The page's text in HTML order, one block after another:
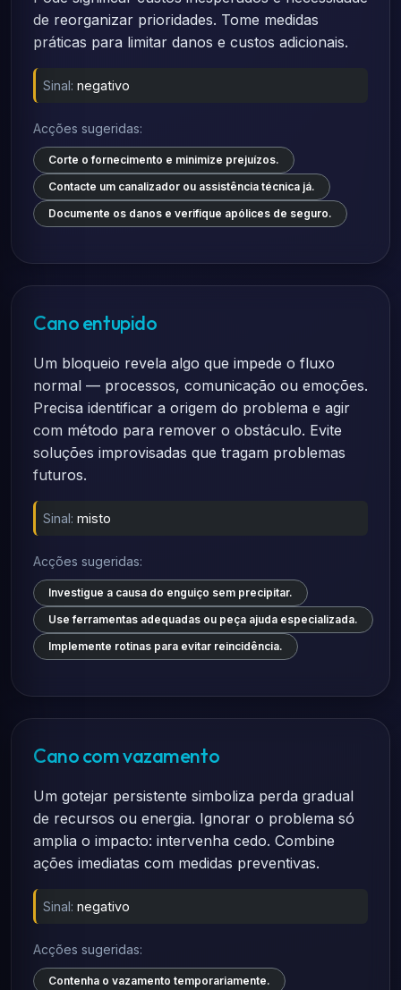
de reorganizar prioridades. Tome medidas
práticas para limitar danos e custos adicionais.
Sinal: negativo
Acções sugeridas:
Corte o fornecimento e minimize prejuízos.
Contacte um canalizador ou assistência técnica já.
Documente os danos e verifique apólices de seguro.
Cano entupido
Um bloqueio revela algo que impede o fluxo
normal — processos, comunicação ou emoções.
Precisa identificar a origem do problema e agir
com método para remover o obstáculo. Evite
soluções improvisadas que tragam problemas
futuros.
Sinal: misto
Acções sugeridas:
Investigue a causa do enguiço sem precipitar.
Use ferramentas adequadas ou peça ajuda especializada.
Implemente rotinas para evitar reincidência.
Cano com vazamento
Um gotejar persistente simboliza perda gradual
de recursos ou energia. Ignorar o problema só
amplia o impacto: intervenha cedo. Combine
ações imediatas com medidas preventivas.
Sinal: negativo
Acções sugeridas:
Contenha o vazamento temporariamente.